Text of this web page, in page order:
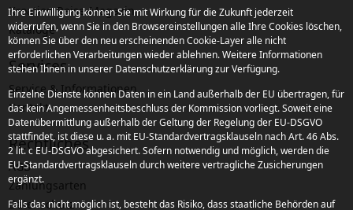
Kroatien Reise-Magazin
Kataloge
Services
Service & Informationen
Kontakt
Rechtliches
AGB
Zahlungsarten
Datenschutz
Ihre Einwilligung können Sie mit Wirkung für die Zukunft jederzeit
widerrufen, wenn Sie in den Browsereinstellungen alle Ihre Cookies löschen,
können Sie über den neu erscheinenden Cookie-Layer alle nicht
erforderlichen Verarbeitungen wieder ablehnen. Weitere Informationen
stehen Ihnen in unserer Datenschutzerklärung zur Verfügung.
Einzelne Dienste können Daten in ein Land außerhalb der EU übertragen, für
das kein Angemessenheitsbeschluss der Kommission vorliegt. Soweit eine
Datenübermittlung außerhalb der Geltung der Regelung der EU-DSGVO
stattfindet, ist diese u. a. mit EU-Standardvertragsklauseln nach Art. 46 Abs.
2 lit. c EU-DSGVO abgesichert. Sofern notwendig und möglich, werden die
EU-Standardvertragsklauseln durch weitere vertragliche Zusicherungen
ergänzt.
Falls das nicht möglich ist, besteht das Risiko, dass staatliche Behörden auf